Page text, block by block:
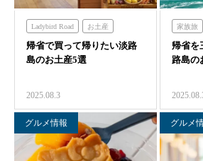
Ladybird Road お土産
食べる 買う
のじまスコーラ
帰省で買って帰りたい淡路
島のお土産5選
2025.08.3
家族旅
ハロー
のじま
帰省を
路島の
グルメ情報 グルメ